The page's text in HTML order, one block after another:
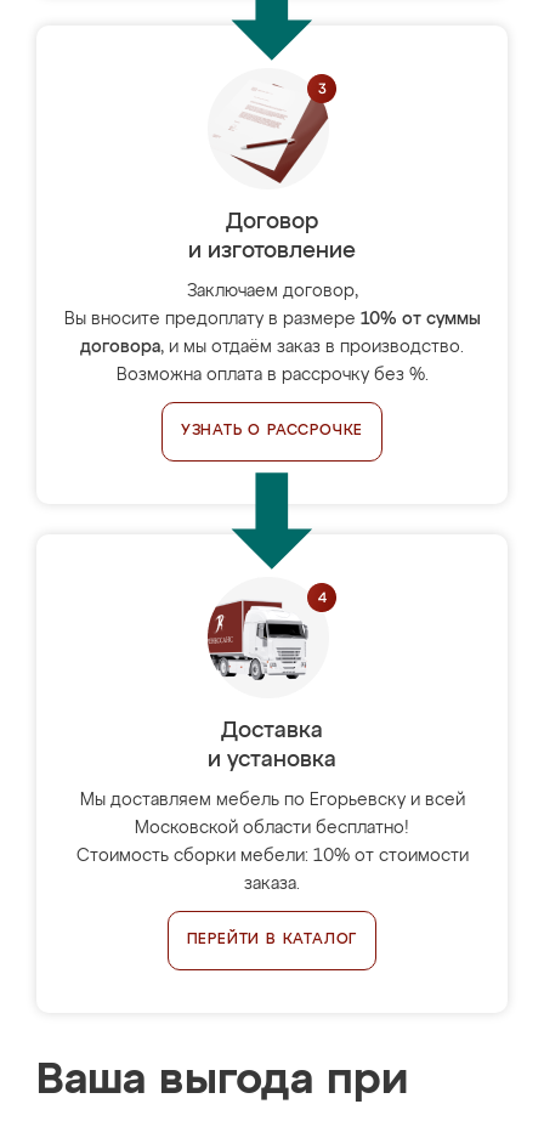
Договор
и изготовление
Заключаем договор,
Вы вносите предоплату в размере 10% от суммы
договора, и мы отдаём заказ в производство.
Возможна оплата в рассрочку без %.
УЗНАТЬ О РАССРОЧКЕ
Доставка
и установка
Мы доставляем мебель по Егорьевску и всей
Московской области бесплатно!
Стоимость сборки мебели: 10% от стоимости
заказа.
ПЕРЕЙТИ В КАТАЛОГ
Ваша выгода при